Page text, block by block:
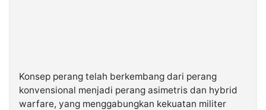
Konsep perang telah berkembang dari perang
konvensional menjadi perang asimetris dan hybrid
warfare, yang menggabungkan kekuatan militer